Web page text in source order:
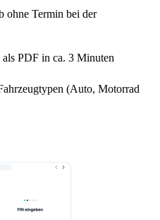
ohne Termin bei der
PDF in ca. 3 Minuten
(Auto, Motorrad